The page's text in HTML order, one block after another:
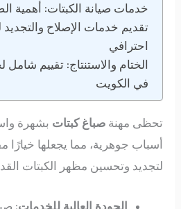
خدمات صيانة الكبتات: أهمية
تقديم خدمات الإصلاح
احترافي
الختام والاستنتاج: تقييم
في الكويت
تحظى مهنةصباغ كبتات بشهرة
أسباب جوهرية، مما يجعلها خيارًا
لتجديد وتحسين مظهر الكبتات